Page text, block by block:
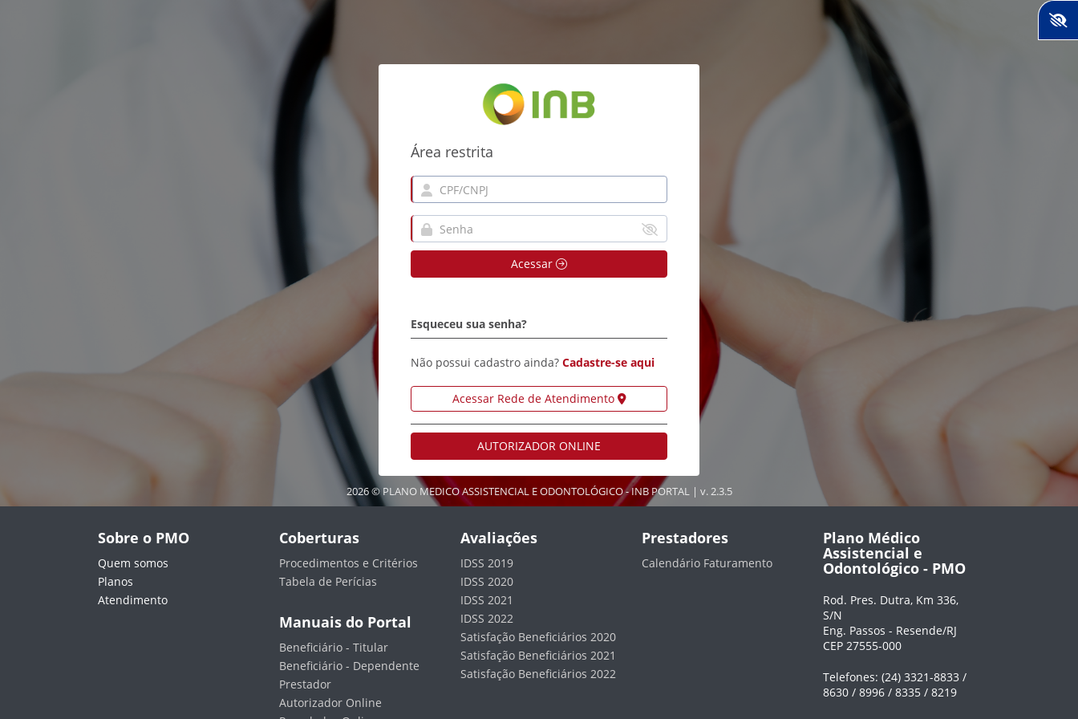
Área restrita
Acessar
Esqueceu sua senha?
Não possui cadastro ainda? Cadastre-se aqui
Acessar Rede de Atendimento
AUTORIZADOR ONLINE
2026 © PLANO MEDICO ASSISTENCIAL E ODONTOLÓGICO - INB PORTAL | v. 2.3.5
Sobre o PMO
Quem somos
Planos
Atendimento
Coberturas
Procedimentos e Critérios
Tabela de Perícias
Manuais do Portal
Beneficiário - Titular
Beneficiário - Dependente
Prestador
Autorizador Online
Avaliações
IDSS 2019
IDSS 2020
IDSS 2021
IDSS 2022
Satisfação Beneficiários 2020
Satisfação Beneficiários 2021
Satisfação Beneficiários 2022
Prestadores
Calendário Faturamento
Plano Médico
Assistencial e
Odontológico - PMO
Rod. Pres. Dutra, Km 336,
S/N
Eng. Passos - Resende/RJ
CEP 27555-000
Telefones: (24) 3321-8833 /
8630 / 8996 / 8335 / 8219